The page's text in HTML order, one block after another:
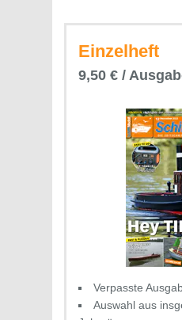
Einzelheft
9,50 € /
Verpasste
Auswahl aus